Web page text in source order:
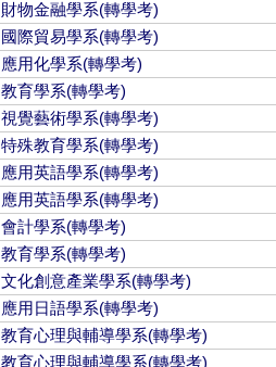
財物金融學系(轉學考)
國際貿易學系(轉學考)
應用化學系(轉學考)
教育學系(轉學考)
視覺藝術學系(轉學考)
特殊教育學系(轉學考)
應用英語學系(轉學考)
應用英語學系(轉學考)
會計學系(轉學考)
教育學系(轉學考)
文化創意產業學系(轉學考)
應用日語學系(轉學考)
教育心理與輔導學系(轉學考)
教育心理與輔導學系(轉學考)